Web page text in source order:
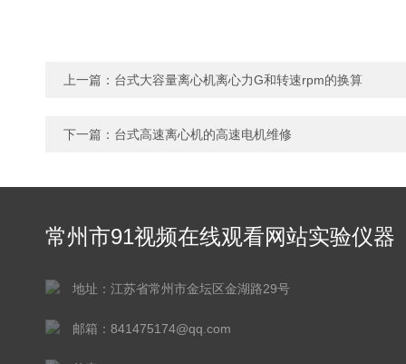
上一篇： 台式大容量离心机离心力G和转速rpm的换算
下一篇： 台式高速离心机的高速电机维修
常州市91视频在线观看网站实验仪器
地址：江苏省常州市金坛区金湖路29号
邮箱：841475174@qq.com